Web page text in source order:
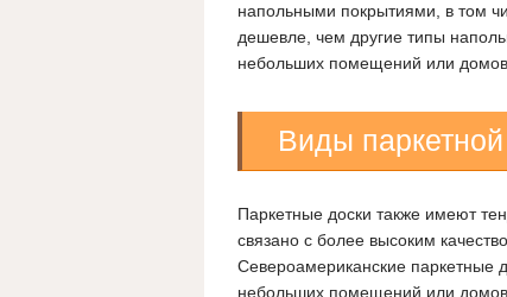
напольными покрытиями, в том
дешевле, чем другие типы
небольших помещений или
Виды
Паркетные доски также имеют
связано с более высоким
Североамериканские паркетные
небольших помещений или